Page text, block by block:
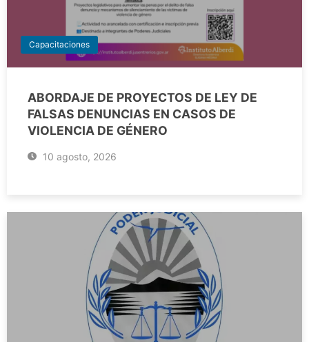
Capacitaciones
ABORDAJE DE PROYECTOS DE LEY DE
FALSAS DENUNCIAS EN CASOS DE
VIOLENCIA DE GÉNERO
10 agosto, 2026